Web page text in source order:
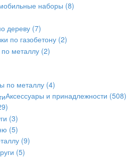
наборы (8)
дереву (7)
по газобетону (2)
металлу (2)
по металлу (4)
Аксессуары и принадлежности (508)
(3)
(5)
(9)
(5)